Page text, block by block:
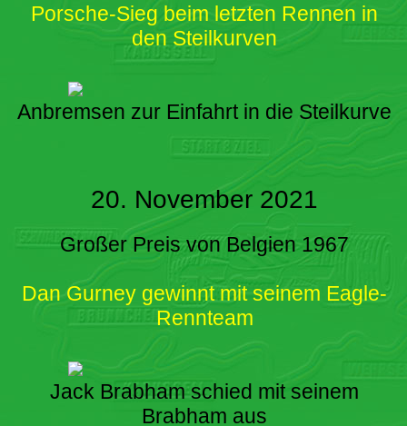
Porsche-Sieg beim letzten Rennen in
den Steilkurven
Anbremsen zur Einfahrt in die Steilkurve
20. November 2021
Großer Preis von Belgien 1967
Dan Gurney gewinnt mit seinem Eagle-
Rennteam
Jack Brabham schied mit seinem
Brabham aus